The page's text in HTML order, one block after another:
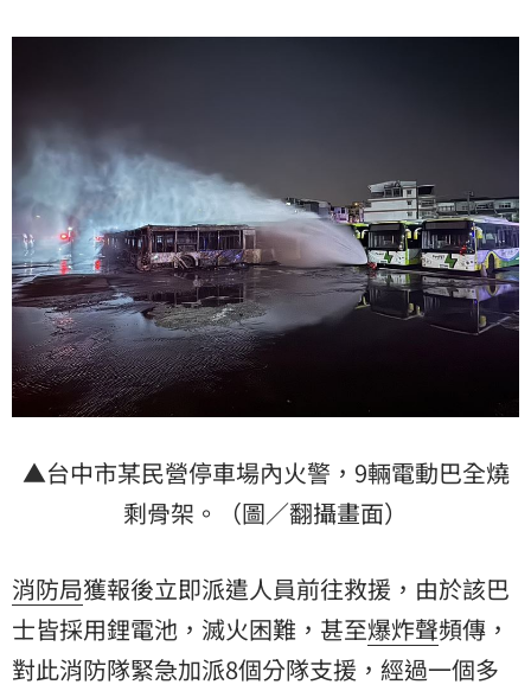
▲台中市某民營停車場內火警，9輛電動巴全燒
剩骨架。（圖／翻攝畫面）
消防局獲報後立即派遣人員前往救援，由於該巴
士皆採用鋰電池，滅火困難，甚至爆炸聲頻傳，
對此消防隊緊急加派8個分隊支援，經過一個多